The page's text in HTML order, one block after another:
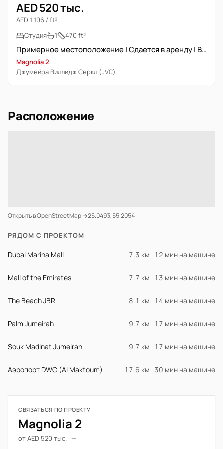
AED 520 тыс.
AED 1 106 / ft²
Студия
1 470 ft²
Примерное местоположение | Сдается в аренду | Высокий ROI
Magnolia 2
Джумейра Виллидж Серкл (JVC)
Расположение
Открыть в OpenStreetMap →25.0493, 55.2054
РЯДОМ С ПРОЕКТОМ
Dubai Marina Mall 7.3 км · 12 мин на машине
Mall of the Emirates 7.7 км · 13 мин на машине
The Beach JBR 8.1 км · 14 мин на машине
Palm Jumeirah 9.7 км · 17 мин на машине
Souk Madinat Jumeirah 9.7 км · 17 мин на машине
Аэропорт DWC (Al Maktoum) 17.6 км · 30 мин на машине
СВЯЗАТЬСЯ ПО ПРОЕКТУ
Magnolia 2
от AED 520 тыс. · —